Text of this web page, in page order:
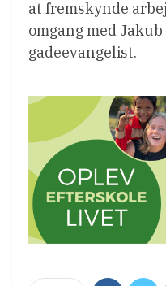
at fremskynde
omgang med
gadeevangelist.